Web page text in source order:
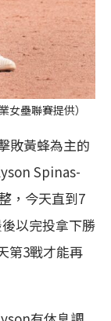
壘聯賽提供）
敗黃蜂為主的
Spinas-
，今天直到7
以完投拿下勝
第3戰才能再